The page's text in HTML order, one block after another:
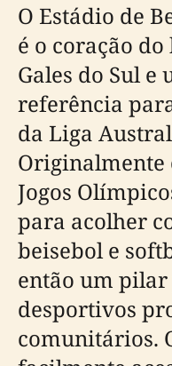
O Estádio de
é o coração
Gales do Sul e
referência
da Liga
Originalmente
Jogos
para acolher
beisebol e
então um
desportivos
comunitários.